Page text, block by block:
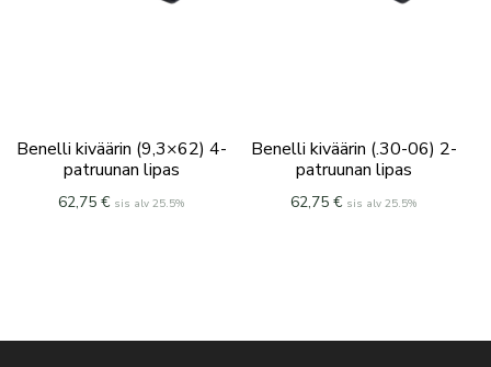
Benelli kiväärin (9,3×62) 4-
patruunan lipas
62,75 € sis alv 25.5%
Benelli kiväärin (.30-06) 2-
patruunan lipas
62,75 € sis alv 25.5%